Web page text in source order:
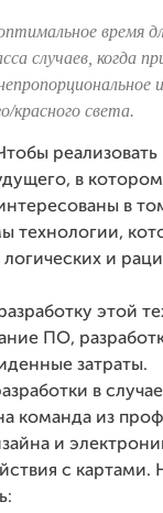
время
случаев, когда
красного света.
реализовать
в
в
технологии,
и
этой
ПО,
затраты.
в
команда из
и
с